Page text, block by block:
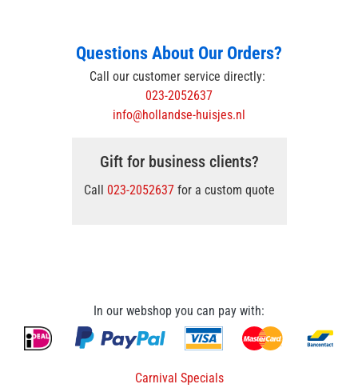
Questions About Our Orders?
Call our customer service directly:
023-2052637
info@hollandse-huisjes.nl
Gift for business clients?
Call 023-2052637for a custom quote
In our webshop you can pay with:
Carnival Specials